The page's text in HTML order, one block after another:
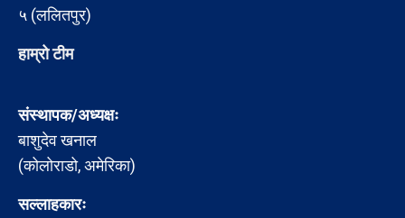
५ (ललितपुर)
हाम्रो टीम
संस्थापक/अध्यक्षः
बाशुदेव खनाल
(कोलोराडो, अमेरिका)
सल्लाहकारः